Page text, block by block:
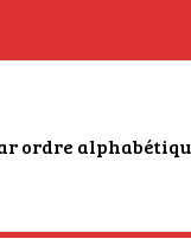
ordre